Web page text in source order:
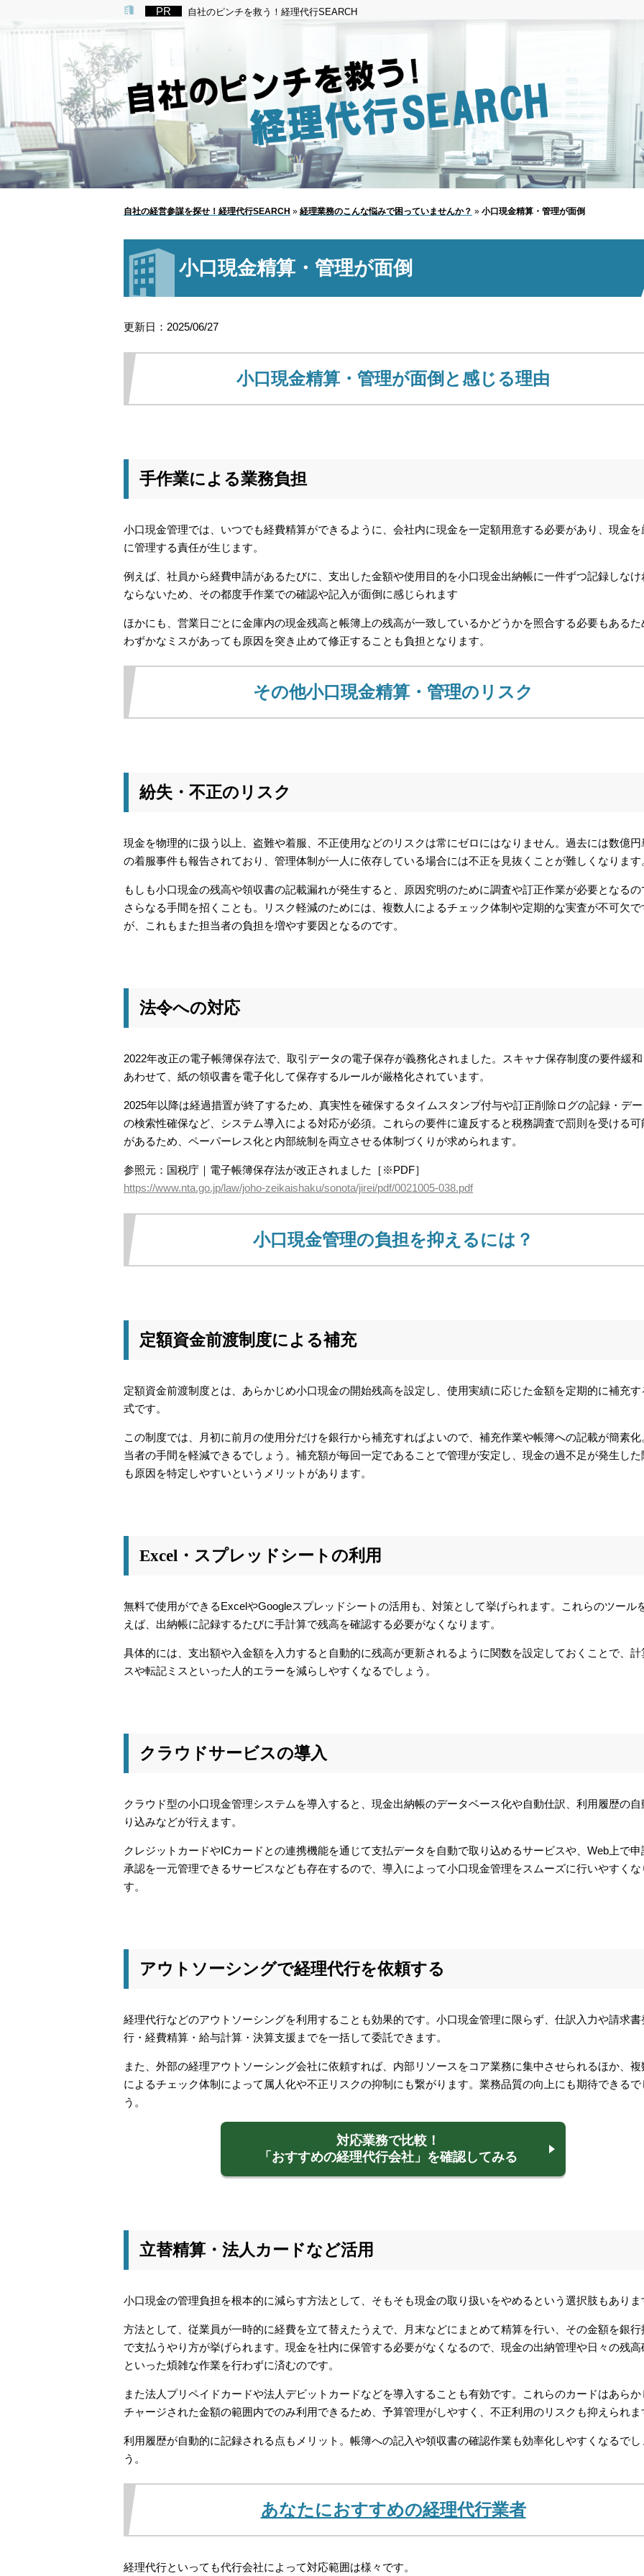
自社のピンチを救う！経理代行SEARCH
自社の経営参謀を探せ！経理代行SEARCH » 経理業務のこんな悩みで困っていませんか？ » 小口現金精算・管理が面倒
小口現金精算・管理が面倒
更新日：2025/06/27
小口現金精算・管理が面倒と感じる理由
手作業による業務負担
小口現金管理では、いつでも経費精算ができるように、会社内に現金を一定額用意する必要があり、現金を
に管理する責任が生じます。
例えば、社員から経費申請があるたびに、支出した金額や使用目的を小口現金出納帳に一件ずつ記録しなけ
ならないため、その都度手作業での確認や記入が面倒に感じられます
ほかにも、営業日ごとに金庫内の現金残高と帳簿上の残高が一致しているかどうかを照合する必要もあるた
わずかなミスがあっても原因を突き止めて修正することも負担となります。
その他小口現金精算・管理のリスク
紛失・不正のリスク
現金を物理的に扱う以上、盗難や着服、不正使用などのリスクは常にゼロにはなりません。過去には数億円
の着服事件も報告されており、管理体制が一人に依存している場合には不正を見抜くことが難しくなります
もしも小口現金の残高や領収書の記載漏れが発生すると、原因究明のために調査や訂正作業が必要となるの
さらなる手間を招くことも。リスク軽減のためには、複数人によるチェック体制や定期的な実査が不可欠で
が、これもまた担当者の負担を増やす要因となるのです。
法令への対応
2022年改正の電子帳簿保存法で、取引データの電子保存が義務化されました。スキャナ保存制度の要件緩和
あわせて、紙の領収書を電子化して保存するルールが厳格化されています。
2025年以降は経過措置が終了するため、真実性を確保するタイムスタンプ付与や訂正削除ログの記録・デー
の検索性確保など、システム導入による対応が必須。これらの要件に違反すると税務調査で罰則を受ける可
があるため、ペーパーレス化と内部統制を両立させる体制づくりが求められます。
参照元：国税庁｜電子帳簿保存法が改正されました［※PDF］
https://www.nta.go.jp/law/joho-zeikaishaku/sonota/jirei/pdf/0021005-038.pdf
小口現金管理の負担を抑えるには？
定額資金前渡制度による補充
定額資金前渡制度とは、あらかじめ小口現金の開始残高を設定し、使用実績に応じた金額を定期的に補充す
式です。
この制度では、月初に前月の使用分だけを銀行から補充すればよいので、補充作業や帳簿への記載が簡素化
当者の手間を軽減できるでしょう。補充額が毎回一定であることで管理が安定し、現金の過不足が発生した
も原因を特定しやすいというメリットがあります。
Excel・スプレッドシートの利用
無料で使用ができるExcelやGoogleスプレッドシートの活用も、対策として挙げられます。これらのツール
えば、出納帳に記録するたびに手計算で残高を確認する必要がなくなります。
具体的には、支出額や入金額を入力すると自動的に残高が更新されるように関数を設定しておくことで、計
スや転記ミスといった人的エラーを減らしやすくなるでしょう。
クラウドサービスの導入
クラウド型の小口現金管理システムを導入すると、現金出納帳のデータベース化や自動仕訳、利用履歴の自
り込みなどが行えます。
クレジットカードやICカードとの連携機能を通じて支払データを自動で取り込めるサービスや、Web上で申
承認を一元管理できるサービスなども存在するので、導入によって小口現金管理をスムーズに行いやすくな
す。
アウトソーシングで経理代行を依頼する
経理代行などのアウトソーシングを利用することも効果的です。小口現金管理に限らず、仕訳入力や請求書
行・経費精算・給与計算・決算支援までを一括して委託できます。
また、外部の経理アウトソーシング会社に依頼すれば、内部リソースをコア業務に集中させられるほか、複
によるチェック体制によって属人化や不正リスクの抑制にも繋がります。業務品質の向上にも期待できるで
う。
対応業務で比較！
「おすすめの経理代行会社」を確認してみる
立替精算・法人カードなど活用
小口現金の管理負担を根本的に減らす方法として、そもそも現金の取り扱いをやめるという選択肢もありま
方法として、従業員が一時的に経費を立て替えたうえで、月末などにまとめて精算を行い、その金額を銀行
で支払うやり方が挙げられます。現金を社内に保管する必要がなくなるので、現金の出納管理や日々の残高
といった煩雑な作業を行わずに済むのです。
また法人プリペイドカードや法人デビットカードなどを導入することも有効です。これらのカードはあらか
チャージされた金額の範囲内でのみ利用できるため、予算管理がしやすく、不正利用のリスクも抑えられま
利用履歴が自動的に記録される点もメリット。帳簿への記入や領収書の確認作業も効率化しやすくなるでし
う。
あなたにおすすめの経理代行業者
経理代行といっても代行会社によって対応範囲は様々です。